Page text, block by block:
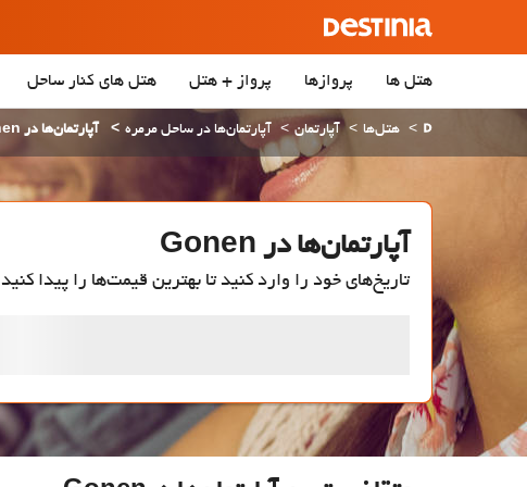
هتل ها پروازها پرواز + هتل هتل‌ های کنار ساحل
هتل‌ها آپارتمان آپارتمان‌ها در ساحل مرمره آپارتمان‌ها در Gonen
آپارتمان‌ها در Gonen
تاریخ‌های خود را وارد کنید تا بهترین قیمت‌ها را پیدا کنید